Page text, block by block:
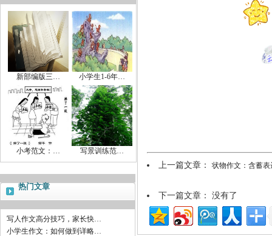
新部编版三… 小学生1-6年…
小考范文：… 写景训练范…
热门文章
写人作文高分技巧，家长快…
小学生作文：如何做到详略…
上一篇文章： 状物作文：含蓄
下一篇文章： 没有了